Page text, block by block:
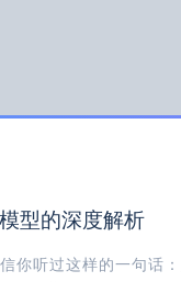
型的深度解析
你听过这样的一句话